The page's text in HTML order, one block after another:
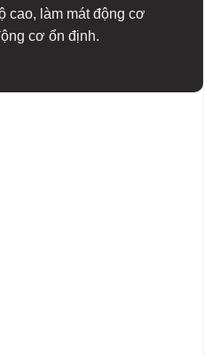
cao, làm mát động cơ
cơ ổn định.